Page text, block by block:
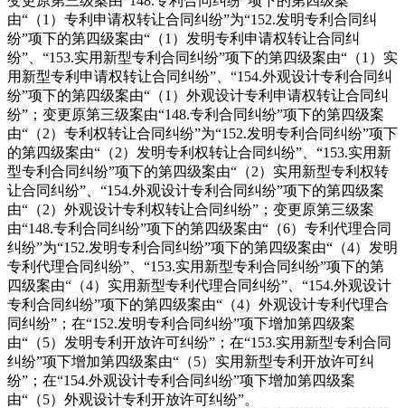
由“（1）专利申请权转让合同纠纷”为“152.发明专利合同纠
纷”项下的第四级案由“（1）发明专利申请权转让合同纠
纷”、“153.实用新型专利合同纠纷”项下的第四级案由“（1）实
用新型专利申请权转让合同纠纷”、“154.外观设计专利合同纠
纷”项下的第四级案由“（1）外观设计专利申请权转让合同纠
纷”；变更原第三级案由“148.专利合同纠纷”项下的第四级案
由“（2）专利权转让合同纠纷”为“152.发明专利合同纠纷”项下
的第四级案由“（2）发明专利权转让合同纠纷”、“153.实用新
型专利合同纠纷”项下的第四级案由“（2）实用新型专利权转
让合同纠纷”、“154.外观设计专利合同纠纷”项下的第四级案
由“（2）外观设计专利权转让合同纠纷”；变更原第三级案
由“148.专利合同纠纷”项下的第四级案由“（6）专利代理合同
纠纷”为“152.发明专利合同纠纷”项下的第四级案由“（4）发明
专利代理合同纠纷”、“153.实用新型专利合同纠纷”项下的第
四级案由“（4）实用新型专利代理合同纠纷”、“154.外观设计
专利合同纠纷”项下的第四级案由“（4）外观设计专利代理合
同纠纷”；在“152.发明专利合同纠纷”项下增加第四级案
由“（5）发明专利开放许可纠纷”；在“153.实用新型专利合同
纠纷”项下增加第四级案由“（5）实用新型专利开放许可纠
纷”；在“154.外观设计专利合同纠纷”项下增加第四级案
由“（5）外观设计专利开放许可纠纷”。